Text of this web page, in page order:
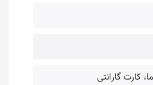
کارت گارانتی